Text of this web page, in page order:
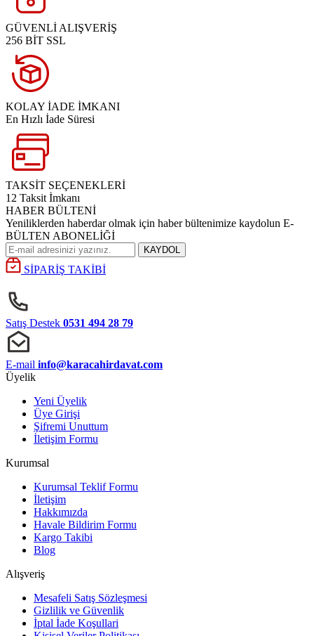
GÜVENLİ ALIŞVERİŞ
256 BİT SSL
KOLAY İADE İMKANI
En Hızlı İade Süresi
TAKSİT SEÇENEKLERİ
12 Taksit İmkanı
HABER BÜLTENİ
Yeniliklerden haberdar olmak için haber bültenimize kaydolun E-
BÜLTEN ABONELİĞİ
KAYDOL
SİPARİŞ TAKİBİ
Satış Destek 0531 494 28 79
E-mail info@karacahirdavat.com
Üyelik
Yeni Üyelik
Üye Girişi
Şifremi Unuttum
İletişim Formu
Kurumsal
Kurumsal Teklif Formu
İletişim
Hakkımızda
Havale Bildirim Formu
Kargo Takibi
Blog
Alışveriş
Mesafeli Satış Sözleşmesi
Gizlilik ve Güvenlik
İptal İade Koşullari